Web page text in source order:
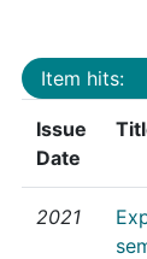
Item hits:
Issue
Date
2021